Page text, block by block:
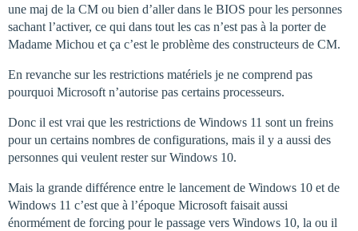
une maj de la CM ou bien d’aller dans le BIOS pour les personnes
sachant l’activer, ce qui dans tout les cas n’est pas à la porter de
Madame Michou et ça c’est le problème des constructeurs de CM.
En revanche sur les restrictions matériels je ne comprend pas
pourquoi Microsoft n’autorise pas certains processeurs.
Donc il est vrai que les restrictions de Windows 11 sont un freins
pour un certains nombres de configurations, mais il y a aussi des
personnes qui veulent rester sur Windows 10.
Mais la grande différence entre le lancement de Windows 10 et de
Windows 11 c’est que à l’époque Microsoft faisait aussi
énormément de forcing pour le passage vers Windows 10, la ou il